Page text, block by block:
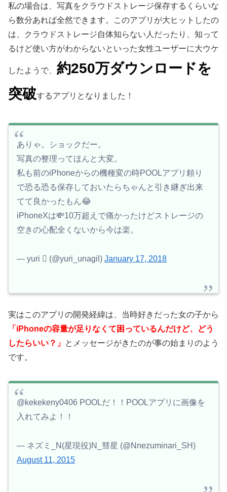
私の場合は、写真をクラウドストレージ保存するくらいな
ら数分あれば全然できます。このアプリが大ヒットしたの
は、クラウドストレージ自体知らない人だったり、知って
るけど使い方がわからないといった女性ユーザーに大ウケ
したようで、 約250万ダウンロードを
突破するアプリとなりました！
ありゃ。ショックだー。
写真の整理ってほんと大変。
私も前のiPhoneからの機種変の時POOLアプリ頼り
で恐る恐る保存しておいたらちゃんと引き継ぎ出来
てて良かったもん😂
iPhoneXは💸10万超えで痛かったけどストレージの
空きの心配全くないから今は楽。
— yuri  (@yuri_unagil) January 17, 2018
実はこのアプリの開発経緯は、当時好きだった女の子から
「iPhoneの容量が足りなくて困っているんだけど、どう
したらいい？」 とメッセージがきたのが事の始まりのよう
です。
@kekekeny0406 POOLだ！！POOLアプリに画像を
入れてみよ！！
— ネズミ_N(星現役)N_彗星 (@Nnezuminari_SH)
August 11, 2015